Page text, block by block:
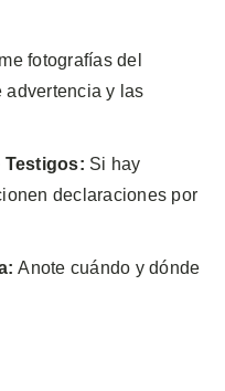
fotografías del
advertencia y las
Testigos: Si hay
declaraciones por
Anote cuándo y dónde